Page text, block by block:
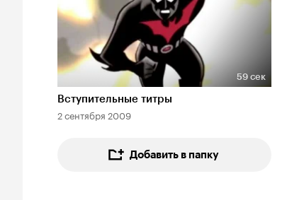
Длительность 59 сек
59 сек
Вступительные титры
2 сентября 2009
Добавить в папку